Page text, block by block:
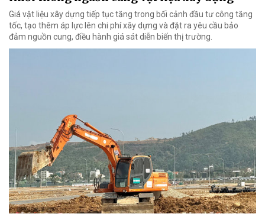
Giá vật liệu xây dựng tiếp tục tăng trong bối cảnh đầu tư công tăng
tốc, tạo thêm áp lực lên chi phí xây dựng và đặt ra yêu cầu bảo
đảm nguồn cung, điều hành giá sát diễn biến thị trường.